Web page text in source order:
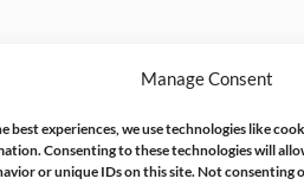
Manage Consent
best experiences, we use technologies like
Consenting to these technologies will
or unique IDs on this site. Not consenting
μου